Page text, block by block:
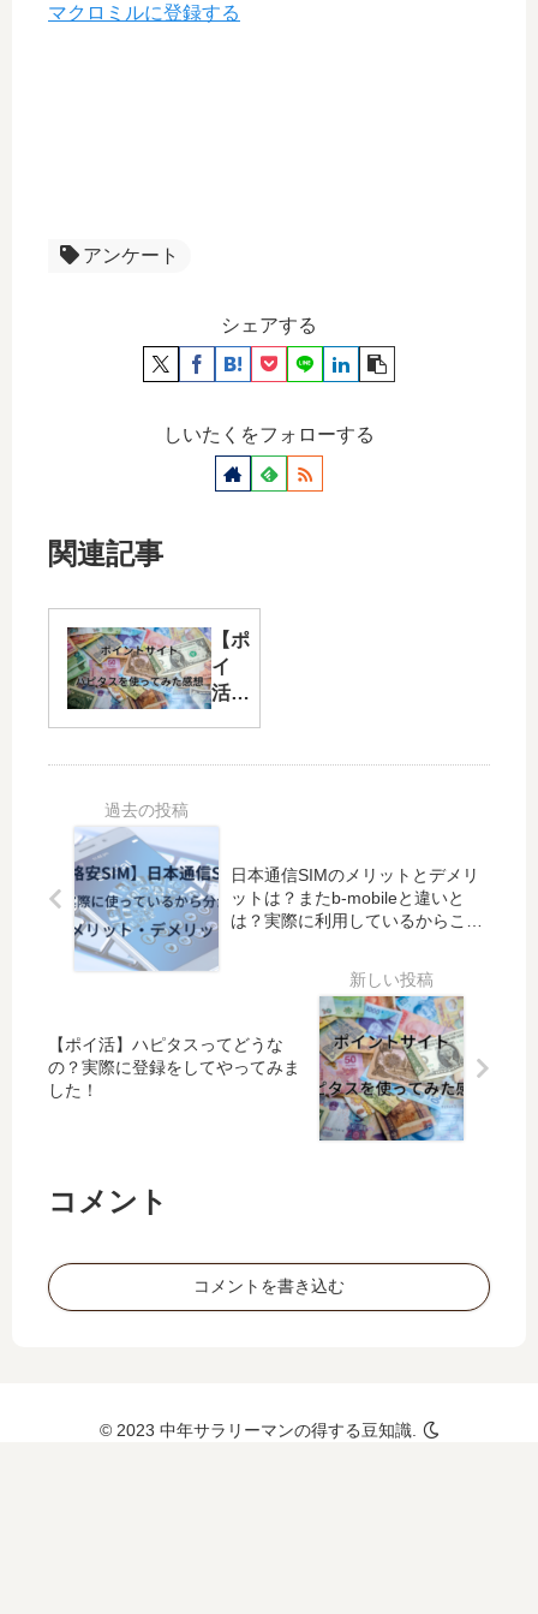
マクロミルに登録する
アンケート
シェアする
しいたくをフォローする
関連記事
【ポ
イ
活】
って
な
実際
に登
録を
して
まし
た！
日本通信SIMのメリットとデメリ
ットは？またb-mobileと違いと
は？実際に利用しているからこそ
【ポイ活】ハピタスってどうな
の？実際に登録をしてやってみま
した！
コメント
コメントを書き込む
© 2023 中年サラリーマンの得する豆知識.